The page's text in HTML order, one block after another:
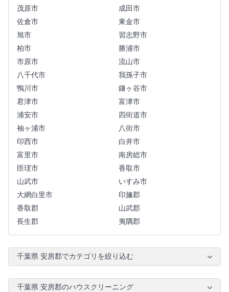
茂原市
成田市
佐倉市
東金市
旭市
習志野市
柏市
勝浦市
市原市
流山市
八千代市
我孫子市
鴨川市
鎌ヶ谷市
君津市
富津市
浦安市
四街道市
袖ヶ浦市
八街市
印西市
白井市
富里市
南房総市
匝瑳市
香取市
山武市
いすみ市
大網白里市
印旛郡
香取郡
山武郡
長生郡
夷隅郡
千葉県 安房郡でカテゴリを絞り込む
千葉県 安房郡のハウスクリーニング